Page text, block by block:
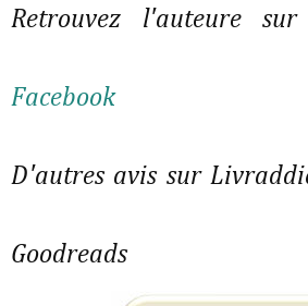
Retrouvez l'auteure sur
Facebook
D'autres avis sur
Goodreads